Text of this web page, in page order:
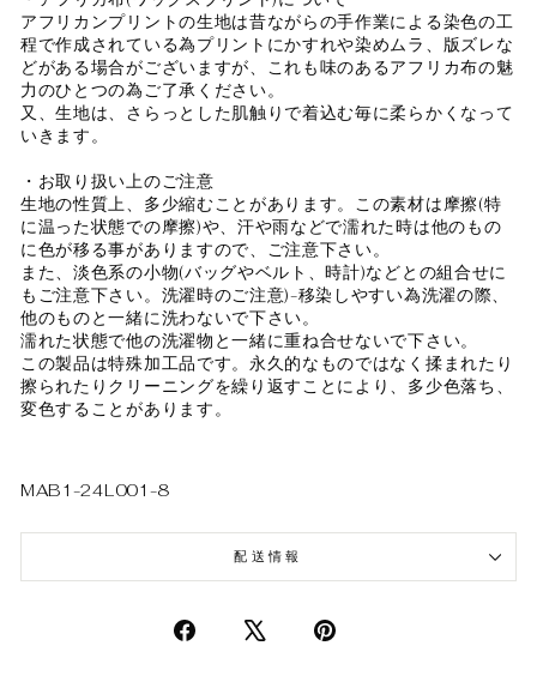
アフリカンプリントの生地は昔ながらの手作業による染色の工
程で作成されている為プリントにかすれや染めムラ、版ズレな
どがある場合がございますが、これも味のあるアフリカ布の魅
力のひとつの為ご了承ください。
又、生地は、さらっとした肌触りで着込む毎に柔らかくなって
いきます。
・お取り扱い上のご注意
生地の性質上、多少縮むことがあります。この素材は摩擦(特
に温った状態での摩擦)や、汗や雨などで濡れた時は他のもの
に色が移る事がありますので、ご注意下さい。
また、淡色系の小物(バッグやベルト、時計)などとの組合せに
もご注意下さい。洗濯時のご注意)-移染しやすい為洗濯の際、
他のものと一緒に洗わないで下さい。
濡れた状態で他の洗濯物と一緒に重ね合せないで下さい。
この製品は特殊加工品です。永久的なものではなく揉まれたり
擦られたりクリーニングを繰り返すことにより、多少色落ち、
変色することがあります。
MAB1-24L001-8
配送情報